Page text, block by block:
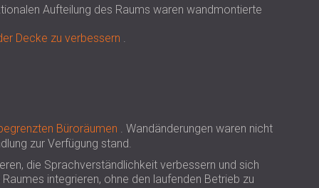
Aufteilung des Raums waren wandmontierte
Decke zu verbessern .
Büroräumen . Wandänderungen waren nicht
zur Verfügung stand.
die Sprachverständlichkeit verbessern und sich
integrieren, ohne den laufenden Betrieb zu